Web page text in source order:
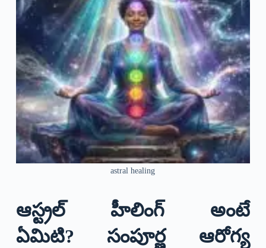
astral healing
ఆస్ట్రల్ హీలింగ్ అంటే
ఏమిటి? సంపూర్ణ ఆరోగ్య